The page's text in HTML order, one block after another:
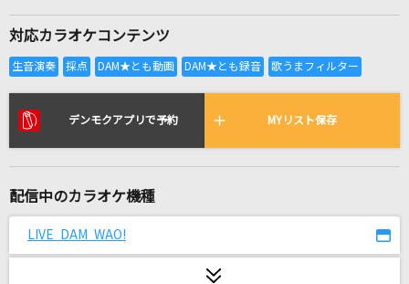
全国りれき
リアルタイムで歌われている曲の一覧
好きすぎて滅！
対応カラオケコンテンツ
デンモクアプリで予約 MYリスト保存
配信中のカラオケ機種
LIVE DAM WAO!